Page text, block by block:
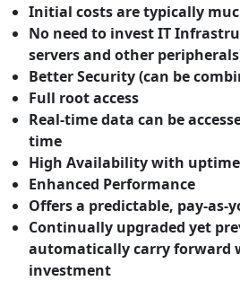
Initial costs are typically
No need to invest IT
servers and other
Better Security (can be
Full root access
Real-time data can be
time
High Availability with uptime
Enhanced Performance
Offers a predictable, pay-as-
Continually upgraded yet
automatically carry forward
investment